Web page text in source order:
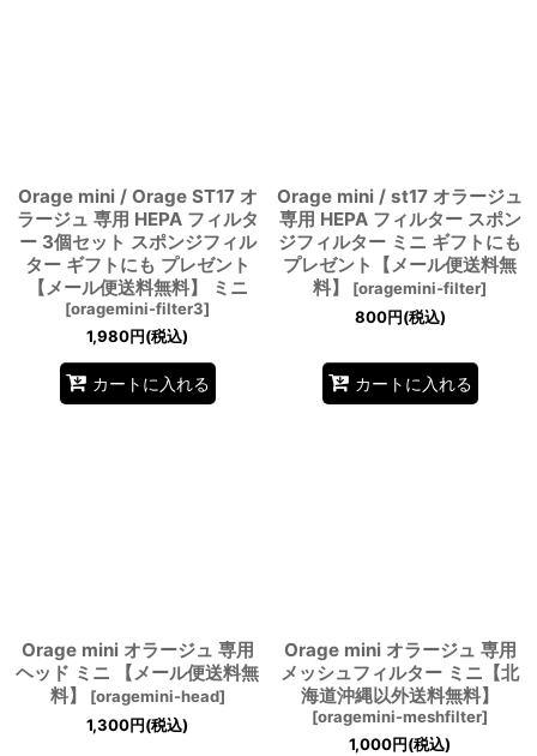
Orage mini / Orage ST17 オ
ラージュ 専用 HEPA フィルタ
ー 3個セット スポンジフィル
ター ギフトにも プレゼント
【メール便送料無料】 ミニ
[oragemini-filter3]
1,980円(税込)
カートに入れる
Orage mini / st17 オラージュ
専用 HEPA フィルター スポン
ジフィルター ミニ ギフトにも
プレゼント【メール便送料無
料】
[oragemini-filter]
800円(税込)
カートに入れる
Orage mini オラージュ 専用
ヘッド ミニ 【メール便送料無
料】
[oragemini-head]
1,300円(税込)
Orage mini オラージュ 専用
メッシュフィルター ミニ【北
海道沖縄以外送料無料】
[oragemini-meshfilter]
1,000円(税込)